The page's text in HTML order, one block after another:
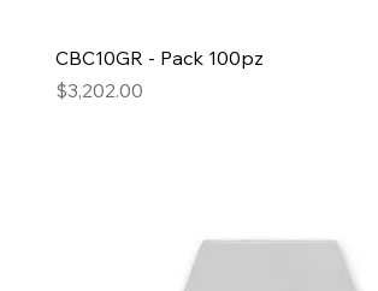
CBC10GR - Pack 100pz
Precio
$3,202.00